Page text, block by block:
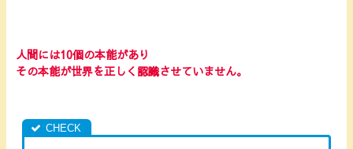
人間には10個の本能があり
その本能が世界を正しく認識させていません。